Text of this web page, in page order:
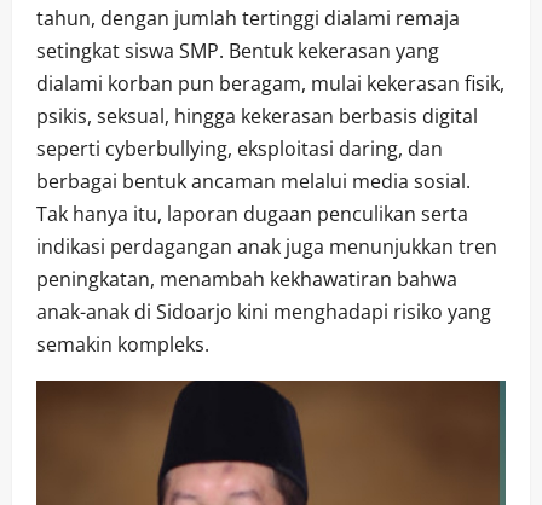
tahun, dengan jumlah tertinggi dialami remaja
setingkat siswa SMP. Bentuk kekerasan yang
dialami korban pun beragam, mulai kekerasan fisik,
psikis, seksual, hingga kekerasan berbasis digital
seperti cyberbullying, eksploitasi daring, dan
berbagai bentuk ancaman melalui media sosial.
Tak hanya itu, laporan dugaan penculikan serta
indikasi perdagangan anak juga menunjukkan tren
peningkatan, menambah kekhawatiran bahwa
anak-anak di Sidoarjo kini menghadapi risiko yang
semakin kompleks.